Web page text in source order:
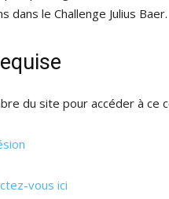
dans le Challenge Julius Baer.
du site pour accéder à ce
vous ici